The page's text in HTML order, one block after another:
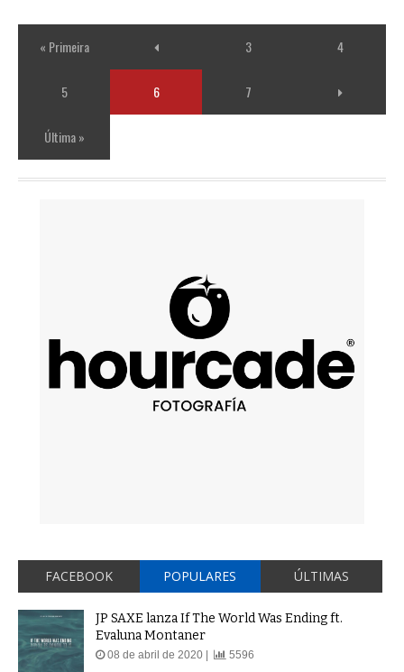
« Primeira 3 4
5 6 7
Última »
FACEBOOK POPULARES ÚLTIMAS
JP SAXE lanza If The World Was Ending ft.
Evaluna Montaner
08 de abril de 2020 | 5596